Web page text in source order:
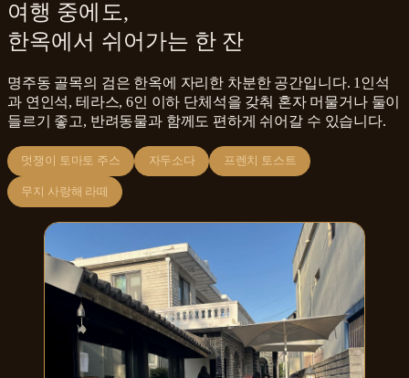
여행 중에도,
한옥에서 쉬어가는 한 잔
명주동 골목의 검은 한옥에 자리한 차분한 공간입니다. 1인석
과 연인석, 테라스, 6인 이하 단체석을 갖춰 혼자 머물거나 둘이
들르기 좋고, 반려동물과 함께도 편하게 쉬어갈 수 있습니다.
멋쟁이 토마토 주스 자두소다 프렌치 토스트
무지 사랑해 라떼